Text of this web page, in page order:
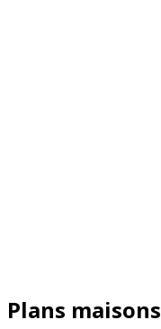
Plans maisons